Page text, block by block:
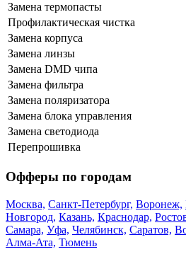
Замена термопасты
Профилактическая чистка
Замена корпуса
Замена линзы
Замена DMD чипа
Замена фильтра
Замена поляризатора
Замена блока управления
Замена светодиода
Перепрошивка
Офферы по городам
Москва, Санкт-Петербург, Воронеж,
Новгород, Казань, Краснодар,
Самара, Уфа, Челябинск, Саратов,
Алма-Ата, Тюмень